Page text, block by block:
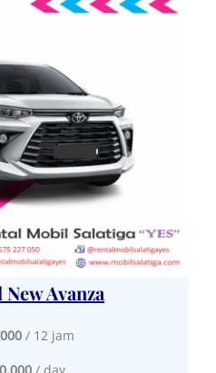
Avanza
/ 12 jam